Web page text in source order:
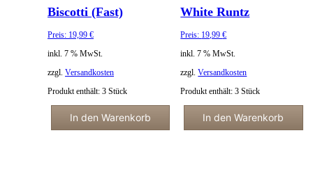
Biscotti (Fast)
Preis: 19,99 €
inkl. 7 % MwSt.
zzgl. Versandkosten
Produkt enthält: 3 Stück
In den Warenkorb
White Runtz
Preis: 19,99€
inkl. 7 % MwSt.
zzgl.Versandkosten
Produkt enthält: 3Stück
In den Warenkorb